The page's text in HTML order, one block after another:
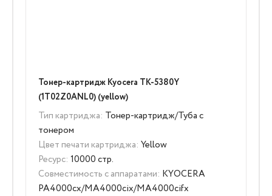
Тонер-картридж Kyocera TK-5380Y
(1T02Z0ANL0) (yellow)
Тип картриджа: Тонер-картридж/Туба с
тонером
Цвет печати картриджа: Yellow
Ресурс: 10000 стр.
Совместимость с аппаратами: KYOCERA
PA4000cx/MA4000cix/MA4000cifx